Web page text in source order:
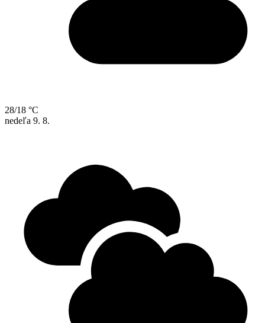
28/18 °C
nedeľa 9. 8.